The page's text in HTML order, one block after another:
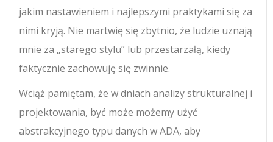
jakim nastawieniem i najlepszymi praktykami się za
nimi kryją. Nie martwię się zbytnio, że ludzie uznają
mnie za „starego stylu” lub przestarzałą, kiedy
faktycznie zachowuję się zwinnie.
Wciąż pamiętam, że w dniach analizy strukturalnej i
projektowania, być może możemy użyć
abstrakcyjnego typu danych w ADA, aby